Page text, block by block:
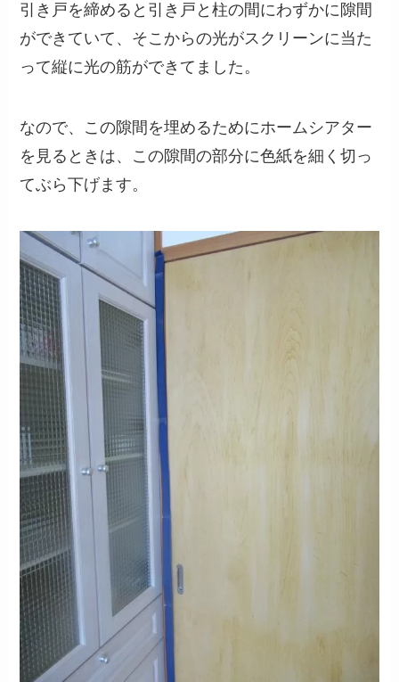
引き戸を締めると引き戸と柱の間にわずかに隙間
ができていて、そこからの光がスクリーンに当た
って縦に光の筋ができてました。
なので、この隙間を埋めるためにホームシアター
を見るときは、この隙間の部分に色紙を細く切っ
てぶら下げます。